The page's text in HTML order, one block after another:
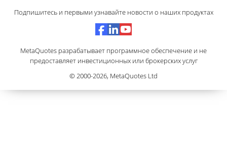
Подпишитесь и первыми узнавайте новости о наших продуктах
MetaQuotes разрабатывает программное обеспечение и не
предоставляет инвестиционных или брокерских услуг
© 2000-2026, MetaQuotes Ltd